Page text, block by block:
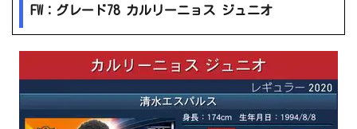
FW：グレード78 カルリーニョス ジュニオ